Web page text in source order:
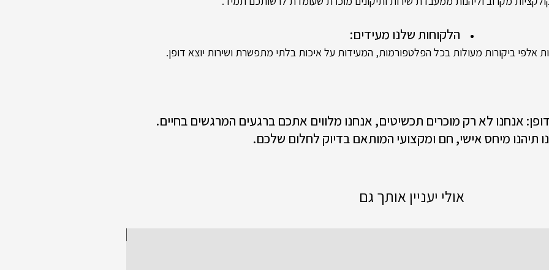
הלקוחות שלנו מעידים:
אלפי ביקורות מעולות בכל הפלטפורמות, המעידות על איכות בלתי מתפשרת ושירות יוצא דופן.
דופן: אנחנו לא רק מוכרים תכשיטים, אנחנו מלווים אתכם ברגעים המרגשים בחיים.
תיהנו מיחס אישי, חם ומקצועי המותאם בדיוק לחלום שלכם.
אולי יעניין אותך גם